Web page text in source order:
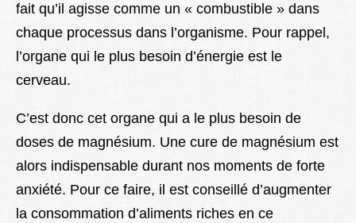
fait qu’il agisse comme un « combustible » dans
chaque processus dans l’organisme. Pour rappel,
l’organe qui le plus besoin d’énergie est le
cerveau.
C’est donc cet organe qui a le plus besoin de
doses de magnésium. Une cure de magnésium est
alors indispensable durant nos moments de forte
anxiété. Pour ce faire, il est conseillé d’augmenter
la consommation d’aliments riches en ce